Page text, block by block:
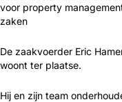
voor property
zaken
De zaakvoerder Eric
woont ter plaatse.
Hij en zijn team